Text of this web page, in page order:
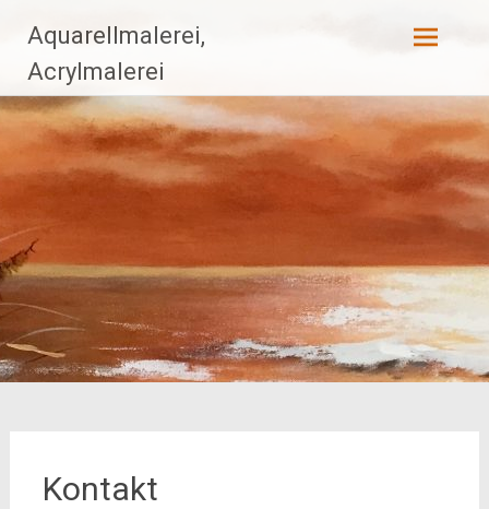
Aquarellmalerei,
Acrylmalerei
Zum
Inhalt
Kontakt